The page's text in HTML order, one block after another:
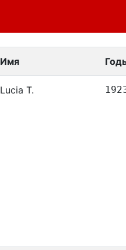
Имя
Lucia T.